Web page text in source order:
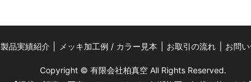
製品実績紹介 メッキ加工例 / カラー見本 お取引の流れ お問
Copyright © 有限会社柏真空 All Rights Reserved.